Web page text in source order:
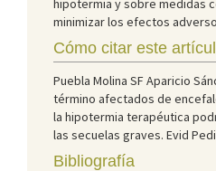
minimizar los efectos
Cómo citar este
Puebla Molina SF Aparicio
término afectados de
la hipotermia terapéutica
las secuelas graves. Evid
Bibliografía